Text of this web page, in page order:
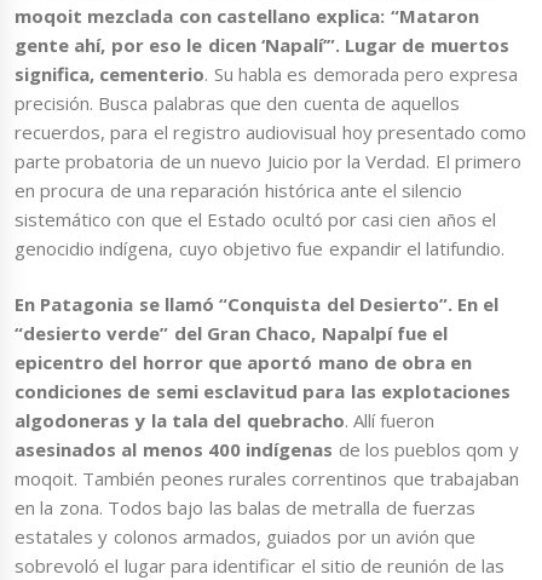
moqoit mezclada con castellano explica: “Mataron
gente ahí, por eso le dicen ‘Napalí’”. Lugar de muertos
significa, cementerio. Su habla es demorada pero expresa
precisión. Busca palabras que den cuenta de aquellos
recuerdos, para el registro audiovisual hoy presentado como
parte probatoria de un nuevo Juicio por la Verdad. El primero
en procura de una reparación histórica ante el silencio
sistemático con que el Estado ocultó por casi cien años el
genocidio indígena, cuyo objetivo fue expandir el latifundio.
En Patagonia se llamó “Conquista del Desierto”. En el
“desierto verde” del Gran Chaco, Napalpí fue el
epicentro del horror que aportó mano de obra en
condiciones de semi esclavitud para las explotaciones
algodoneras y la tala del quebracho. Allí fueron
asesinados al menos 400 indígenas de los pueblos qom y
moqoit. También peones rurales correntinos que trabajaban
en la zona. Todos bajo las balas de metralla de fuerzas
estatales y colonos armados, guiados por un avión que
sobrevoló el lugar para identificar el sitio de reunión de las